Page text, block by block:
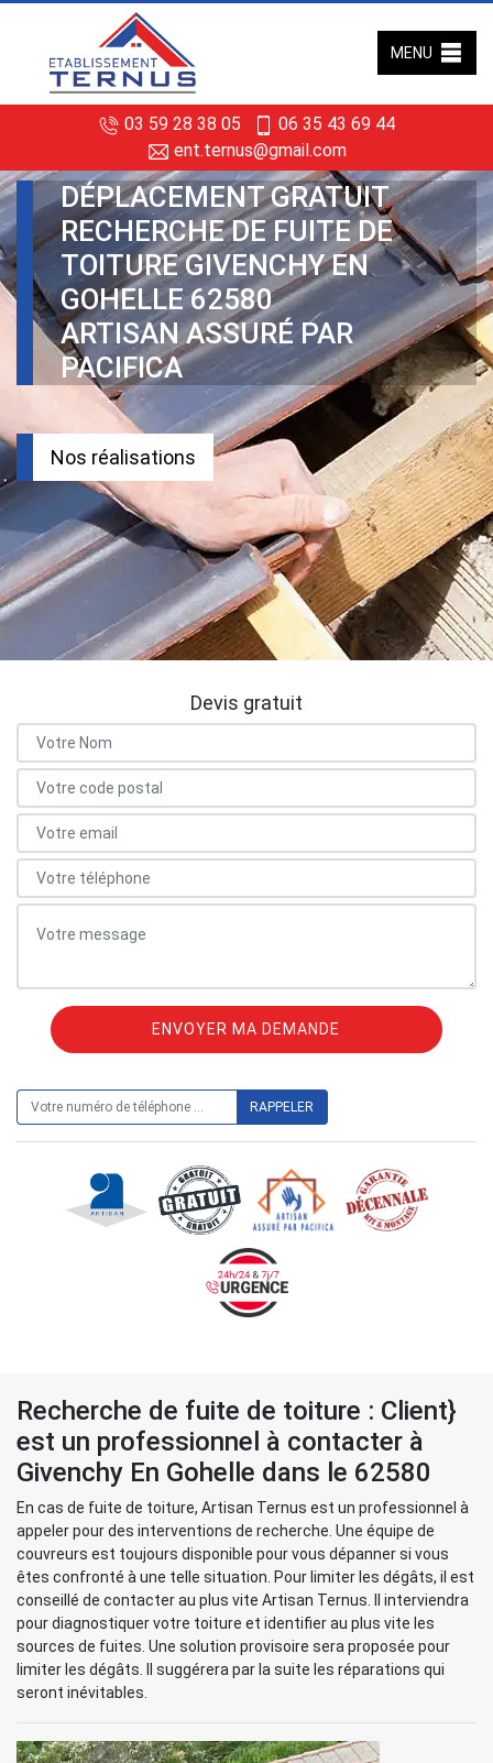
03 59 28 38 05
06 35 43 69 44
ent.ternus@gmail.com
MENU
DÉPLACEMENT GRATUIT
RECHERCHE DE FUITE DE
TOITURE GIVENCHY EN
GOHELLE 62580
ARTISAN ASSURÉ PAR
PACIFICA
Nos réalisations
Devis gratuit
Recherche de fuite de toiture : Client}
est un professionnel à contacter à
Givenchy En Gohelle dans le 62580
En cas de fuite de toiture, Artisan Ternus est un professionnel à
appeler pour des interventions de recherche. Une équipe de
couvreurs est toujours disponible pour vous dépanner si vous
êtes confronté à une telle situation. Pour limiter les dégâts, il est
conseillé de contacter au plus vite Artisan Ternus. Il interviendra
pour diagnostiquer votre toiture et identifier au plus vite les
sources de fuites. Une solution provisoire sera proposée pour
limiter les dégâts. Il suggérera par la suite les réparations qui
seront inévitables.